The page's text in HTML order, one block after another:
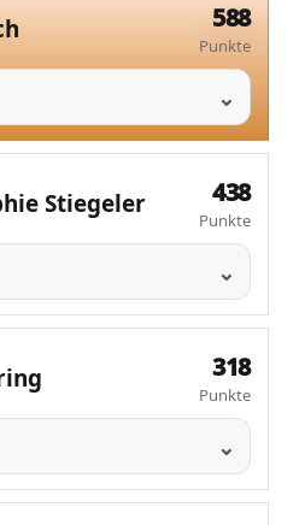
588
Punkte
Stiegeler 438
Punkte
318
Punkte